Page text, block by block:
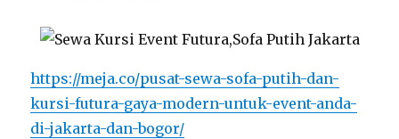
https://meja.co/pusat-sewa-sofa-putih-dan-
kursi-futura-gaya-modern-untuk-event-anda-
di-jakarta-dan-bogor/